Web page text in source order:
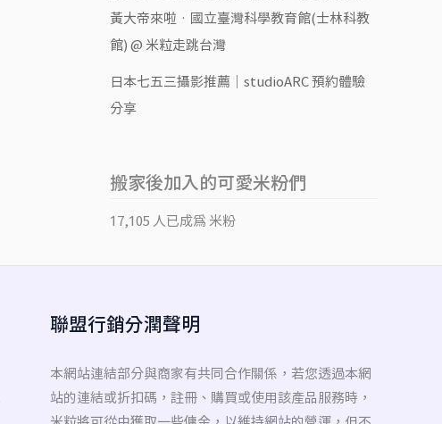
黃大帝來啦‧國立臺灣科學教育館(士林科教
館) @ 米粒走跳台灣
日本七五三攝影推薦｜studioARC 預約體驗
分享
搬家後加入的可愛米粉們
17,105 人已成為 米粉
聯盟行銷分潤聲明
本網站連結部分與商家有共同合作關係，若您透過本網
站的連結或折扣碼，註冊、購買或使用該產品服務時，